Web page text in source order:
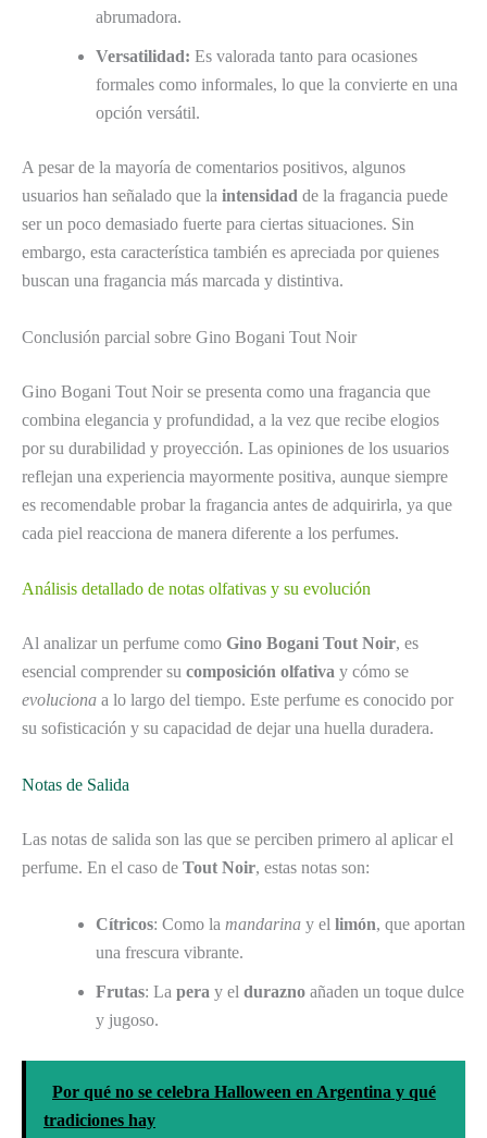
abrumadora.
Versatilidad: Es valorada tanto para ocasiones
formales como informales, lo que la convierte en una
opción versátil.
A pesar de la mayoría de comentarios positivos, algunos
usuarios han señalado que la intensidad de la fragancia puede
ser un poco demasiado fuerte para ciertas situaciones. Sin
embargo, esta característica también es apreciada por quienes
buscan una fragancia más marcada y distintiva.
Conclusión parcial sobre Gino Bogani Tout Noir
Gino Bogani Tout Noir se presenta como una fragancia que
combina elegancia y profundidad, a la vez que recibe elogios
por su durabilidad y proyección. Las opiniones de los usuarios
reflejan una experiencia mayormente positiva, aunque siempre
es recomendable probar la fragancia antes de adquirirla, ya que
cada piel reacciona de manera diferente a los perfumes.
Análisis detallado de notas olfativas y su evolución
Al analizar un perfume como Gino Bogani Tout Noir, es
esencial comprender su composición olfativa y cómo se
evoluciona a lo largo del tiempo. Este perfume es conocido por
su sofisticación y su capacidad de dejar una huella duradera.
Notas de Salida
Las notas de salida son las que se perciben primero al aplicar el
perfume. En el caso de Tout Noir, estas notas son:
Cítricos: Como la mandarina y el limón, que aportan
una frescura vibrante.
Frutas: La pera y el durazno añaden un toque dulce
y jugoso.
Por qué no se celebra Halloween en Argentina y qué
tradiciones hay